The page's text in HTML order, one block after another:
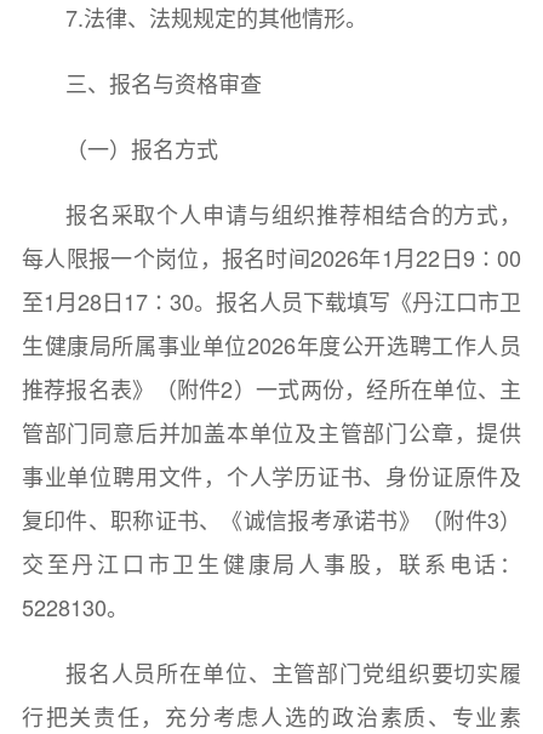
7.法律、法规规定的其他情形。
三、报名与资格审查
（一）报名方式
报名采取个人申请与组织推荐相结合的方式，
每人限报一个岗位，报名时间2026年1月22日9∶00
至1月28日17∶30。报名人员下载填写《丹江口市卫
生健康局所属事业单位2026年度公开选聘工作人员
推荐报名表》（附件2）一式两份，经所在单位、主
管部门同意后并加盖本单位及主管部门公章，提供
事业单位聘用文件，个人学历证书、身份证原件及
复印件、职称证书、《诚信报考承诺书》（附件3）
交至丹江口市卫生健康局人事股，联系电话：
5228130。
报名人员所在单位、主管部门党组织要切实履
行把关责任，充分考虑人选的政治素质、专业素